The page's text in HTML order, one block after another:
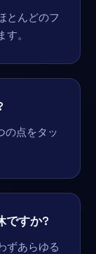
とんどのフ
。
の点をタッ
ですか?
ずあらゆる